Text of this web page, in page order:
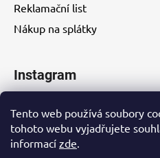
Tento web používá soubory
tohoto webu vyjadřujete
informací zde.
Reklamační list
Nákup na splátky
Instagram